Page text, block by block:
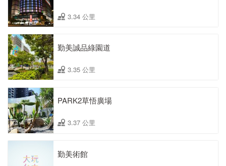
3.34 公里
勤美誠品綠園道
3.35 公里
PARK2草悟廣場
3.37 公里
勤美術館